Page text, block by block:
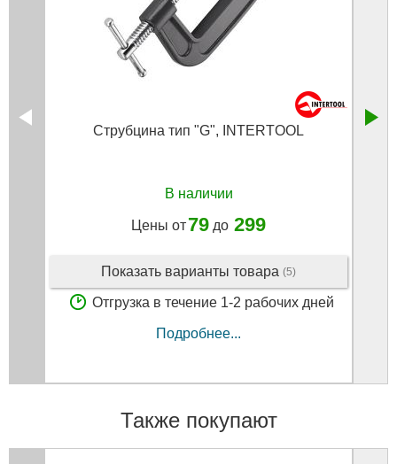
Струбцина тип "G", INTERTOOL
В наличии
Цены от79 до 299
Показать варианты товара (5)
Отгрузка в течение 1-2 рабочих дней
Подробнее...
Также покупают